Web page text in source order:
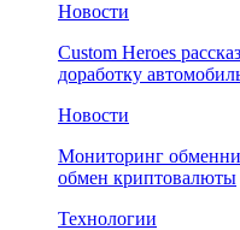
Новости
Custom Heroes
доработку
Новости
Мониторинг
обмен криптовалюты
Технологии